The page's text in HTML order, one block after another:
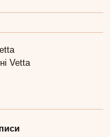
Vetta